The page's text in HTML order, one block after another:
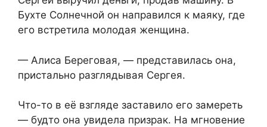
Бухте Солнечной он направился к маяку, где
его встретила молодая женщина.
— Алиса Береговая, — представилась она,
пристально разглядывая Сергея.
Что-то в её взгляде заставило его замереть
— будто она увидела призрак. На мгновение